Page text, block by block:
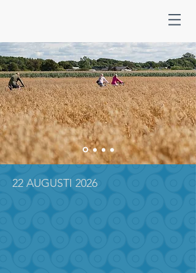
22 AUGUSTI 2026